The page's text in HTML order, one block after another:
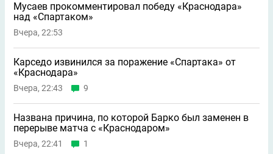
Мусаев прокомментировал победу «Краснодара»
над «Спартаком»
Вчера, 22:53
Карседо извинился за поражение «Спартака» от
«Краснодара»
Вчера, 22:43 9
Названа причина, по которой Барко был заменен в
перерыве матча с «Краснодаром»
Вчера, 22:41 1